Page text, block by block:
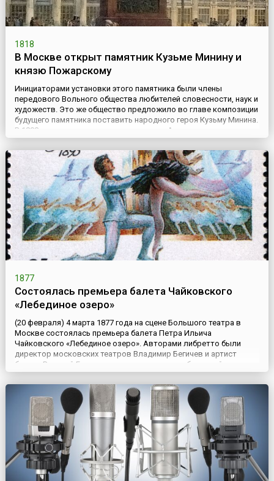
1818
В Москве открыт памятник Кузьме Минину и
князю Пожарскому
Инициаторами установки этого памятника были члены
передового Вольного общества любителей словесности, наук и
художеств. Это же общество предложило во главе композиции
будущего памятника поставить народного героя Кузьму Минина.
В 1808 году дается указание президента Академии художеств «о
сочинении нескольких проектов для монумента, коим
дворянство и граждане Нижегородской губернии желают
1877
Состоялась премьера балета Чайковского
«Лебединое озеро»
(20 февраля) 4 марта 1877 года на сцене Большого театра в
Москве состоялась премьера балета Петра Ильича
Чайковского «Лебединое озеро». Авторами либретто были
директор московских театров Владимир Бегичев и артист
балета Василий Гельцер, а постановщиком – балетмейстер
Вацлав Рейзингер. Трудно поверить, но премьера единственной
прижизненной постановки композитора успеха не имела. Это
был почти п...